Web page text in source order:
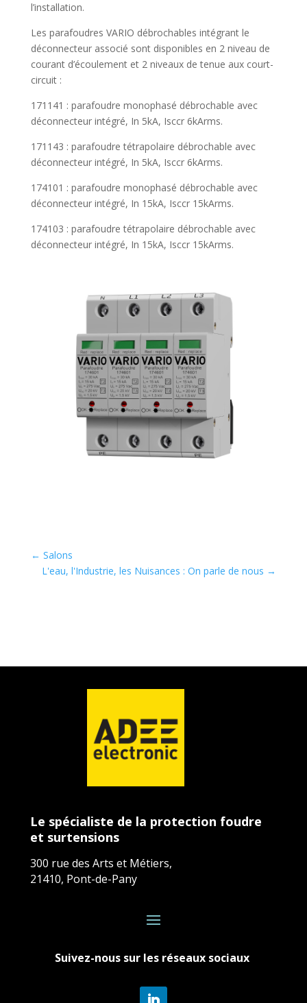
l’installation.
Les parafoudres VARIO débrochables intégrant le
déconnecteur associé sont disponibles en 2 niveau de
courant d’écoulement et 2 niveaux de tenue aux court-
circuit :
171141 : parafoudre monophasé débrochable avec
déconnecteur intégré, In 5kA, Isccr 6kArms.
171143 : parafoudre tétrapolaire débrochable avec
déconnecteur intégré, In 5kA, Isccr 6kArms.
174101 : parafoudre monophasé débrochable avec
déconnecteur intégré, In 15kA, Isccr 15kArms.
174103 : parafoudre tétrapolaire débrochable avec
déconnecteur intégré, In 15kA, Isccr 15kArms.
← Salons
L'eau, l'Industrie, les Nuisances : On parle de nous →
Le spécialiste de la protection foudre
et surtensions
300 rue des Arts et Métiers,
21410, Pont-de-Pany
Suivez-nous sur les réseaux sociaux